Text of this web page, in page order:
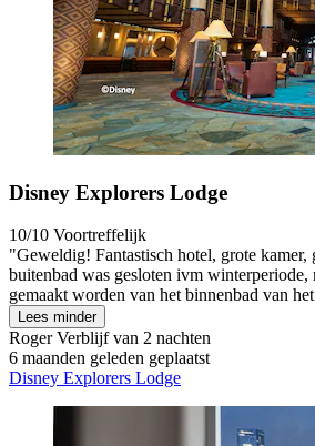
Disney Explorers Lodge
10/10 Voortreffelijk
"Geweldig! Fantastisch hotel, grote kamer,
buitenbad was gesloten ivm winterperiode,
gemaakt worden van het binnenbad van
Lees minder
RogerVerblijf van 2 nachten
6 maanden geleden geplaatst
Disney Explorers Lodge